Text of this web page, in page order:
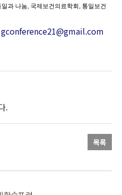
과 나눔, 국제보건의료학회, 통일보건
gconference21@gmail.com
.
목록